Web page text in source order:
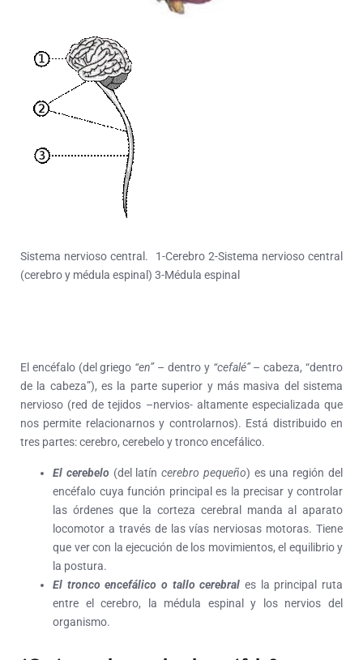
Sistema nervioso central. 1-Cerebro 2-Sistema nervioso central
(cerebro y médula espinal) 3-Médula espinal
El encéfalo (del griego “en”– dentro y “cefalé”– cabeza, “dentro
de la cabeza”), es la parte superior y más masiva del sistema
nervioso (red de tejidos –nervios- altamente especializada que
nos permite relacionarnos y controlarnos). Está distribuido en
tres partes: cerebro, cerebelo y tronco encefálico.
El cerebelo(del latíncerebro pequeño) es una región del
encéfalo cuya función principal es la precisar y controlar
las órdenes que la corteza cerebral manda al aparato
locomotor a través de las vías nerviosas motoras. Tiene
que ver con la ejecución de los movimientos, el equilibrio y
la postura.
El tronco encefálico o tallo cerebral es la principal ruta
entre el cerebro, la médula espinal y los nervios del
organismo.